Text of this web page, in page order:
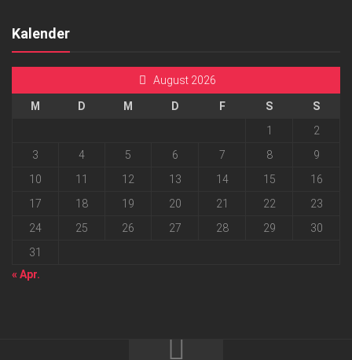
Kalender
August 2026
M D M D F S
S
1
2
3
4 5 6 7 8
9
10
11 12 13 14 15
16
17
18 19 20 21 22
23
24
25 26 27 28 29
30
31
« Apr.